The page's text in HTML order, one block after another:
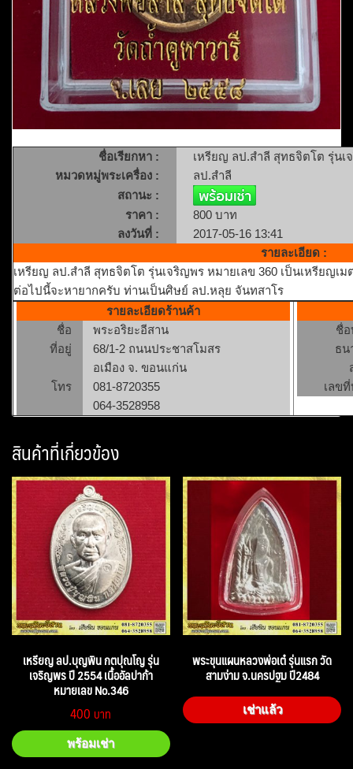
ชื่อเรียกหา :
เหรียญ ลป.สำลี สุทธจิตโต รุ่นเ
หมวดหมู่พระเครื่อง :
ลป.สำลี
สถานะ :
ราคา :
800 บาท
ลงวันที่ :
2017-05-16 13:41
รายละเอียด :
เหรียญ ลป.สำลี สุทธจิตโต รุ่นเจริญพร หมายเลข 360 เป็นเหรียญเ
ต่อไปนี้จะหายากครับ ท่านเป็นศิษย์ ลป.หลุย จันทสาโร
รายละเอียดร้านค้า
ชื่อ
พระอริยะอีสาน
ที่อยู่
68/1-2 ถนนประชาสโมสร
อเมือง จ. ขอนแก่น
โทร
081-8720355
064-3528958
ชื่
ธน
เลข
สินค้าที่เกี่ยวข้อง
เหรียญ ลป.บุญพิน กตปุณโญ รุ่น
เจริญพร ปี 2554 เนื้ออัลปาก้า
หมายเลข No.346
400
พร้อมเช่า
พระขุนแผนหลวงพ่อเต๋ รุ่นแรก วัด
สามง่าม จ.นครปฐม ปี2484
เช่าแล้ว